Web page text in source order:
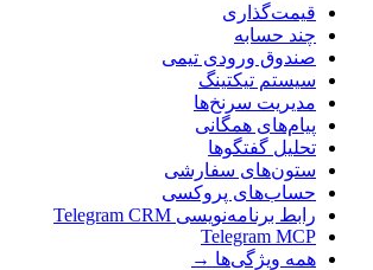
قیمت‌گذاری
چند حسابه
صندوق ورودی تیمی
سیستم تیکتینگ
مدیریت سرنخ‌ها
پیام‌های همگانی
تحلیل گفتگوها
ستون‌های سفارشی
حساب‌های پروکسی
رابط برنامه‌نویسی Telegram CRM
Telegram MCP
همه ویژگی‌ها →